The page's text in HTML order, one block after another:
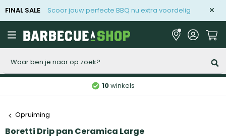
FINAL SALE Scoor jouw perfecte BBQ nu extra voordelig
10winkels
Opruiming
Boretti Drip pan Ceramica Large